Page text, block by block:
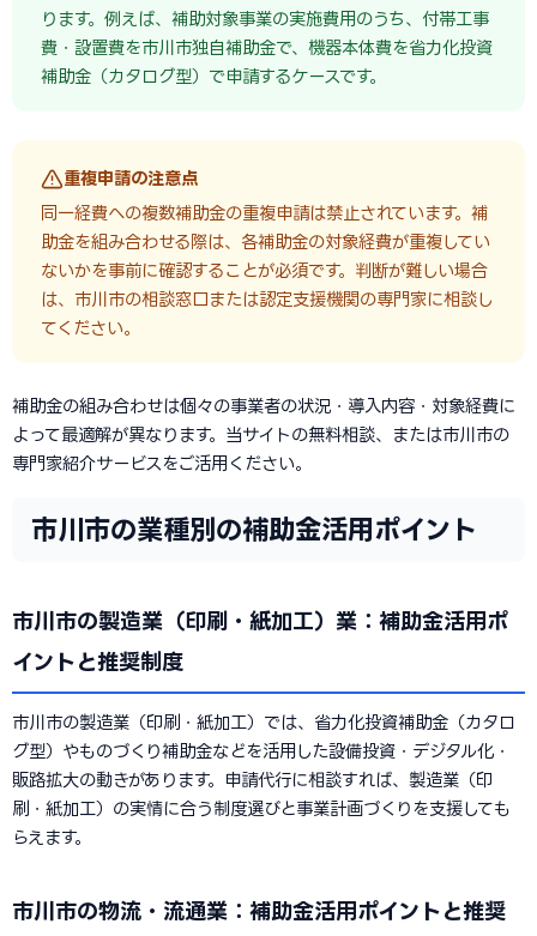
ります。例えば、補助対象事業の実施費用のうち、付帯工事
費・設置費を市川市独自補助金で、機器本体費を省力化投資
補助金（カタログ型）で申請するケースです。
重複申請の注意点
同一経費への複数補助金の重複申請は禁止されています。補
助金を組み合わせる際は、各補助金の対象経費が重複してい
ないかを事前に確認することが必須です。判断が難しい場合
は、市川市の相談窓口または認定支援機関の専門家に相談し
てください。
補助金の組み合わせは個々の事業者の状況・導入内容・対象経費に
よって最適解が異なります。当サイトの無料相談、または市川市の
専門家紹介サービスをご活用ください。
市川市の業種別の補助金活用ポイント
市川市の製造業（印刷・紙加工）業：補助金活用ポ
イントと推奨制度
市川市の製造業（印刷・紙加工）では、省力化投資補助金（カタロ
グ型）やものづくり補助金などを活用した設備投資・デジタル化・
販路拡大の動きがあります。申請代行に相談すれば、製造業（印
刷・紙加工）の実情に合う制度選びと事業計画づくりを支援しても
らえます。
市川市の物流・流通業：補助金活用ポイントと推奨